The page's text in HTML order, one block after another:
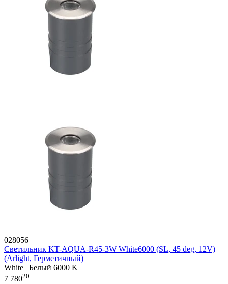
028056
Светильник KT-AQUA-R45-3W White6000 (SL, 45 deg, 12V)
(Arlight, Герметичный)
White | Белый 6000 K
7 78020